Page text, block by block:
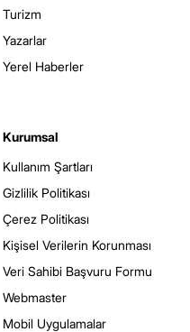
Turizm
Yazarlar
Yerel Haberler
Kurumsal
Kullanım Şartları
Gizlilik Politikası
Çerez Politikası
Kişisel Verilerin Korunması
Veri Sahibi Başvuru Formu
Webmaster
Mobil Uygulamalar